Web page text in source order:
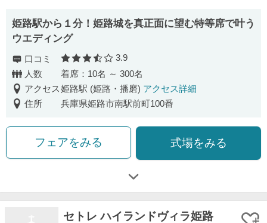
姫路駅から１分！姫路城を真正面に望む特等席で叶う
ウエディング
口コミ 口コミ評価
3.9
人数
着席：10名 ～ 300名
アクセス姫路駅 (姫路・播磨) アクセス詳細
住所
兵庫県姫路市南駅前町100番
フェアをみる 式場をみる
セトレ ハイランドヴィラ姫路